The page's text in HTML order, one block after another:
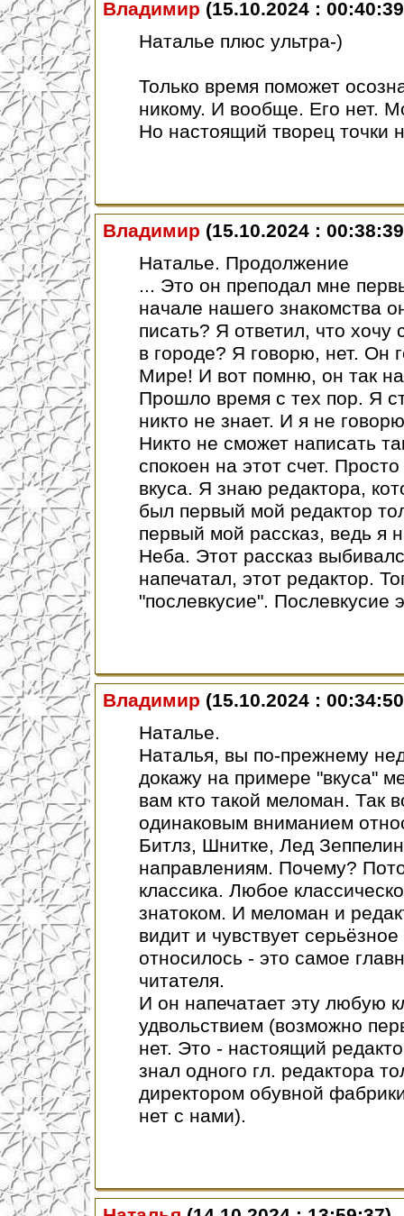
Владимир (15.10.2024 :
Наталье плюс ультра-)
Только время поможет
никому. И вообще. Его нет.
Но настоящий творец точки
Владимир (15.10.2024 :
Наталье. Продолжение
... Это он преподал мне
начале нашего знакомства
писать? Я ответил, что
в городе? Я говорю, нет. Он
Мире! И вот помню, он так
Прошло время с тех пор. Я
никто не знает. И я не
Никто не сможет написать
спокоен на этот счет.
вкуса. Я знаю редактора,
был первый мой редактор
первый мой рассказ, ведь я
Неба. Этот рассказ
напечатал, этот редактор.
"послевкусие". Послевкусие
Владимир (15.10.2024 :
Наталье.
Наталья, вы по-прежнему
докажу на примере "вкуса"
вам кто такой меломан. Так
одинаковым вниманием
Битлз, Шнитке, Лед
направлениям. Почему?
классика. Любое
знатоком. И меломан и
видит и чувствует
относилось - это самое
читателя.
И он напечатает эту любую
удвольствием (возможно
нет. Это - настоящий
знал одного гл. редактора
директором обувной
нет с нами).